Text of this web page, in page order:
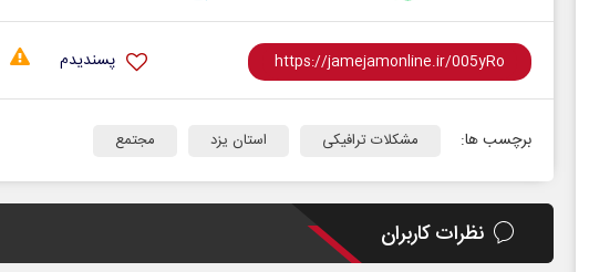
پسندیدم
برچسب ها: مشکلات ترافیکی استان یزد مجتمع
نظرات کاربران